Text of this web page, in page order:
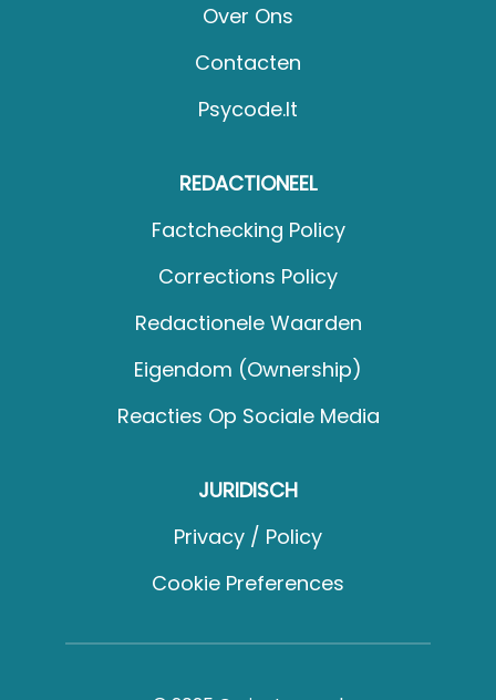
Over Ons
Contacten
Psycode.it
REDACTIONEEL
Factchecking Policy
Corrections Policy
Redactionele Waarden
Eigendom (Ownership)
Reacties Op Sociale Media
JURIDISCH
Privacy / Policy
Cookie Preferences